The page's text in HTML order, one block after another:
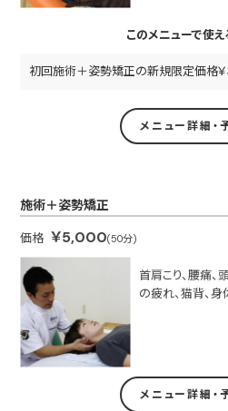
このメニューで使
初回施術＋姿勢矯正の新規限定価格
メニュー詳細
施術＋姿勢矯正
価格 ￥5,000(50分)
首肩こり、腰痛
の疲れ、猫背、
●栄養・体操会
栄養・体操療法
メニュー詳細